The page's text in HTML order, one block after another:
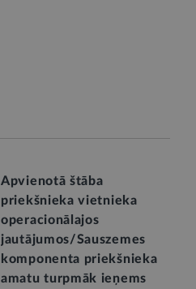
Apvienotā štāba
priekšnieka vietnieka
operacionālajos
jautājumos/Sauszemes
komponenta priekšnieka
amatu turpmāk ieņems